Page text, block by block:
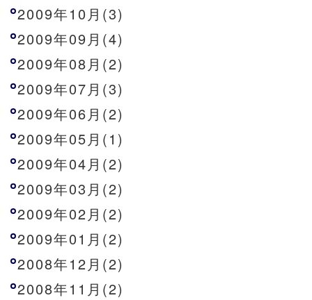
2009年10月(3)
2009年09月(4)
2009年08月(2)
2009年07月(3)
2009年06月(2)
2009年05月(1)
2009年04月(2)
2009年03月(2)
2009年02月(2)
2009年01月(2)
2008年12月(2)
2008年11月(2)